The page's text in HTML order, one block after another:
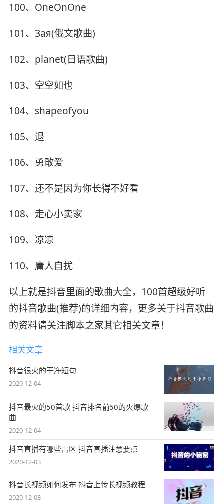
100、OneOnOne
101、Зая(俄文歌曲)
102、planet(日语歌曲)
103、空空如也
104、shapeofyou
105、退
106、勇敢爱
107、还不是因为你长得不好看
108、走心小卖家
109、凉凉
110、庸人自扰
以上就是抖音里面的歌曲大全，100首超级好听
的抖音歌曲(推荐)的详细内容，更多关于抖音歌曲
的资料请关注脚本之家其它相关文章！
相关文章
抖音很火的干净短句
2020-12-04
抖音最火的50首歌 抖音排名前50的火爆歌
曲
2020-12-04
抖音直播有哪些雷区 抖音直播注意要点
2020-12-03
抖音长视频如何发布 抖音上传长视频教程
2020-12-03